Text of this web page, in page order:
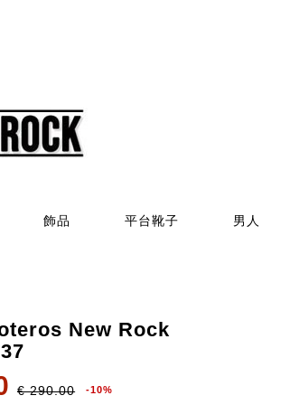
飾品 平台靴子 男人
New Rock
€ 290.00 -10%